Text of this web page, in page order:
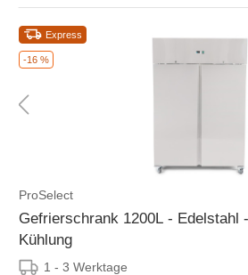
-16 %
Express
ProSelect
Gefrierschrank 1200L - Edelstahl
Kühlung
1 - 3 Werktage